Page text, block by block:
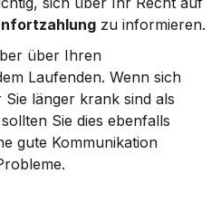
zu informieren.
über Ihren
Laufenden. Wenn sich
länger krank sind als
Sie dies ebenfalls
gute Kommunikation